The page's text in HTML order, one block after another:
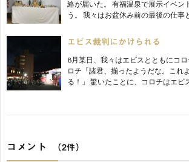
絡が届いた。 有福温泉で展示イベン
う。 我々はお盆休み前の最後の仕事
エビス裁判にかけられる
8月某日、我々はエビスとともにコ
ロチ「諸君、揃ったようだな。これ
る！」 驚いたことに、コロチはエビ
コメント （2件）